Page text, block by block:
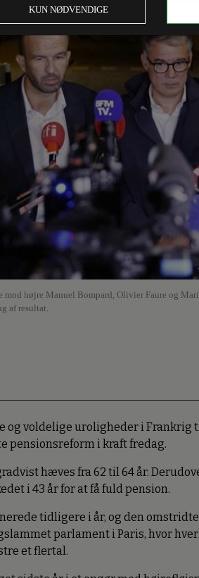
KUN NØDVENDIGE
mod højre Manuel Bompard, Olivier Faure og
af resultat.
og voldelige uroligheder i Frankrig
pensionsreform i kraft fredag.
hæves fra 62 til 64 år.
i 43 år for at få fuld pension.
tidligere i år, og den
parlament i Paris, hvor
et flertal.